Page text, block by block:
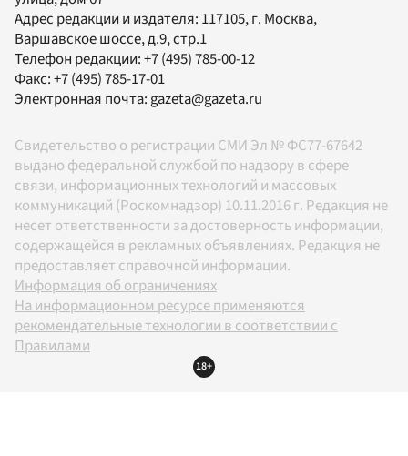
Адрес редакции и издателя: 117105, г. Москва,
Варшавское шоссе, д.9, стр.1
Телефон редакции:+7 (495) 785-00-12
Факс:+7 (495) 785-17-01
Электронная почта: gazeta@gazeta.ru
Свидетельство о регистрации СМИ Эл № ФС77-67642
выдано федеральной службой по надзору в сфере
связи, информационных технологий и массовых
коммуникаций (Роскомнадзор) 10.11.2016 г. Редакция не
несет ответственности за достоверность информации,
содержащейся в рекламных объявлениях. Редакция не
предоставляет справочной информации.
Информация об ограничениях
На информационном ресурсе применяются
рекомендательные технологии в соответствии с
Правилами
18+